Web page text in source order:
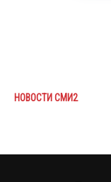
НОВОСТИ СМИ2